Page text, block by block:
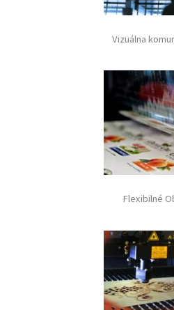
Vizuálna
Flexibilné